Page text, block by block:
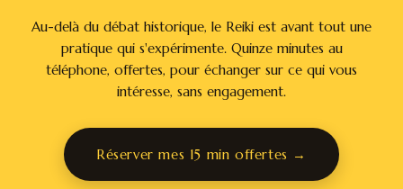
Au-delà du débat historique, le Reiki est avant tout une
pratique qui s'expérimente. Quinze minutes au
téléphone, offertes, pour échanger sur ce qui vous
intéresse, sans engagement.
Réserver mes 15 min offertes →